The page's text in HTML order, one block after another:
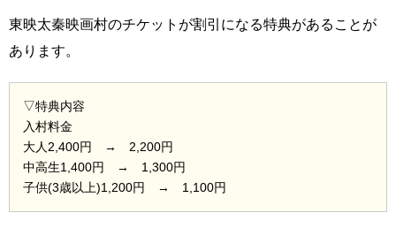
東映太秦映画村のチケットが割引になる特典があることが
あります。
▽特典内容
入村料金
大人2,400円 → 2,200円
中高生1,400円 → 1,300円
子供(3歳以上)1,200円 → 1,100円